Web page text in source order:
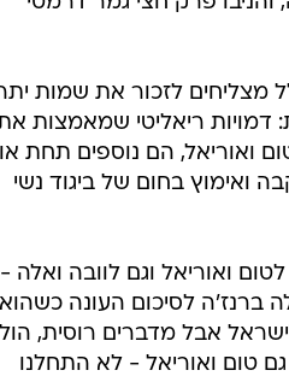
מצליחים לזכור את שמות
דמויות ריאליטי שמאמצות
ואוריאל, הם נוספים תחת
ואימוץ בחום של ביגוד נשי
ואוריאל וגם לוובה ואלה
לסיכום העונה כשהוא
אבל מדברים רוסית,
טום ואוריאל - לא התחלנו